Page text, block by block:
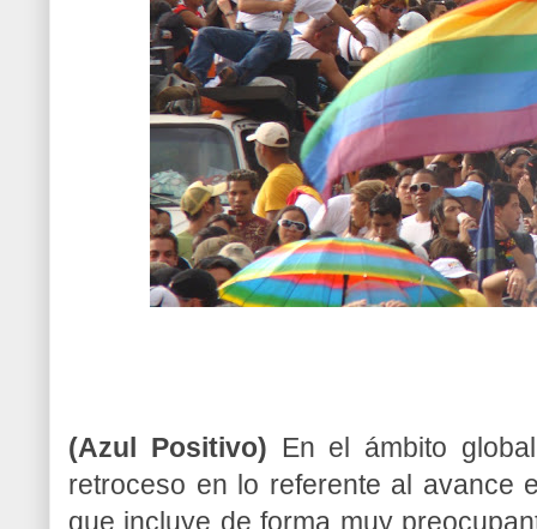
(Azul Positivo) En el ámbito
retroceso en lo referente al avance
que incluye de forma muy